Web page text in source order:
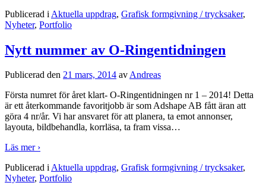
Publicerad i Aktuella uppdrag, Grafisk formgivning / trycksaker,
Nyheter, Portfolio
Nytt nummer av O-Ringentidningen
Publicerad den 21 mars, 2014 avAndreas
Första numret för året klart- O-Ringentidningen nr 1 – 2014! Detta
är ett återkommande favoritjobb är som Adshape AB fått äran att
göra 4 nr/år. Vi har ansvaret för att planera, ta emot annonser,
layouta, bildbehandla, korrläsa, ta fram vissa…
Läs mer ›
Publicerad iAktuella uppdrag, Grafisk formgivning / trycksaker,
Nyheter, Portfolio